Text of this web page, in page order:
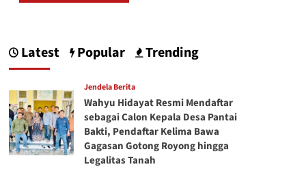
Latest Popular Trending
Jendela Berita
Wahyu Hidayat Resmi Mendaftar
sebagai Calon Kepala Desa Pantai
Bakti, Pendaftar Kelima Bawa
Gagasan Gotong Royong hingga
Legalitas Tanah